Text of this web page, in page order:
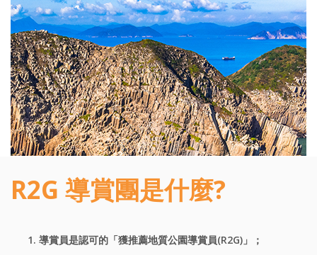
R2G 導賞團是什麼?
導賞員是認可的「獲推薦地質公園導賞員(R2G)」；